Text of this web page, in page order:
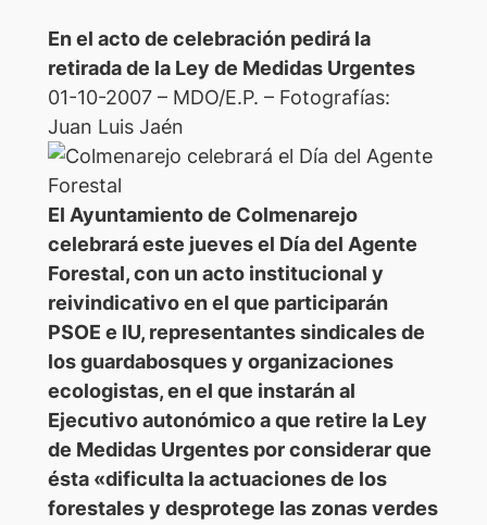
En el acto de celebración pedirá la
retirada de la Ley de Medidas Urgentes
01-10-2007 – MDO/E.P. – Fotografías:
Juan Luis Jaén
El Ayuntamiento de Colmenarejo
celebrará este jueves el Día del Agente
Forestal, con un acto institucional y
reivindicativo en el que participarán
PSOE e IU, representantes sindicales de
los guardabosques y organizaciones
ecologistas, en el que instarán al
Ejecutivo autonómico a que retire la Ley
de Medidas Urgentes por considerar que
ésta «dificulta la actuaciones de los
forestales y desprotege las zonas verdes